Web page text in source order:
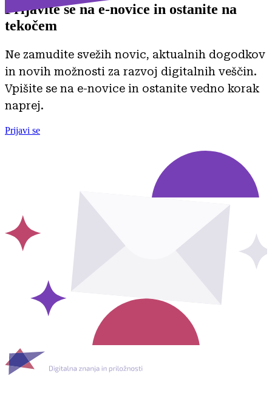
Prijavite se na e-novice in ostanite na
tekočem
Ne zamudite svežih novic, aktualnih dogodkov
in novih možnosti za razvoj digitalnih veščin.
Vpišite se na e-novice in ostanite vedno korak
naprej.
Prijavi se